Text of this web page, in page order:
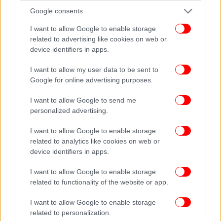
Google consents
I want to allow Google to enable storage
related to advertising like cookies on web or
device identifiers in apps.
I want to allow my user data to be sent to
Google for online advertising purposes.
I want to allow Google to send me
personalized advertising.
I want to allow Google to enable storage
related to analytics like cookies on web or
device identifiers in apps.
I want to allow Google to enable storage
related to functionality of the website or app.
I want to allow Google to enable storage
related to personalization.
Όπως είπε: «Ναι, είναι όμορφη και ναι, είναι σέξι,